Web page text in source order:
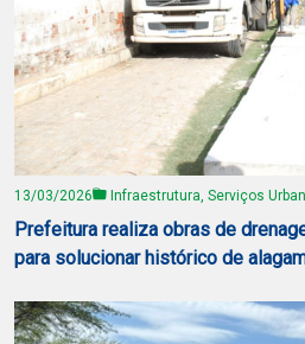
13/03/2026 Infraestrutura, Serviços
Prefeitura realiza obras de
para solucionar histórico de